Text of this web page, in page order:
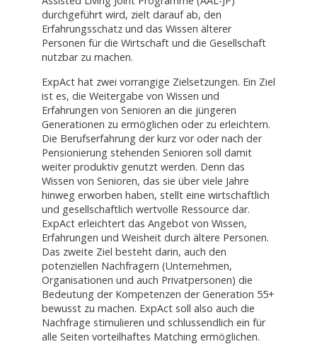
durchgeführt wird, zielt darauf ab, den
Erfahrungsschatz und das Wissen älterer
Personen für die Wirtschaft und die Gesellschaft
nutzbar zu machen.
ExpAct hat zwei vorrangige Zielsetzungen. Ein Ziel
ist es, die Weitergabe von Wissen und
Erfahrungen von Senioren an die jüngeren
Generationen zu ermöglichen oder zu erleichtern.
Die Berufserfahrung der kurz vor oder nach der
Pensionierung stehenden Senioren soll damit
weiter produktiv genutzt werden. Denn das
Wissen von Senioren, das sie über viele Jahre
hinweg erworben haben, stellt eine wirtschaftlich
und gesellschaftlich wertvolle Ressource dar.
ExpAct erleichtert das Angebot von Wissen,
Erfahrungen und Weisheit durch ältere Personen.
Das zweite Ziel besteht darin, auch den
potenziellen Nachfragern (Unternehmen,
Organisationen und auch Privatpersonen) die
Bedeutung der Kompetenzen der Generation 55+
bewusst zu machen. ExpAct soll also auch die
Nachfrage stimulieren und schlussendlich ein für
alle Seiten vorteilhaftes Matching ermöglichen.